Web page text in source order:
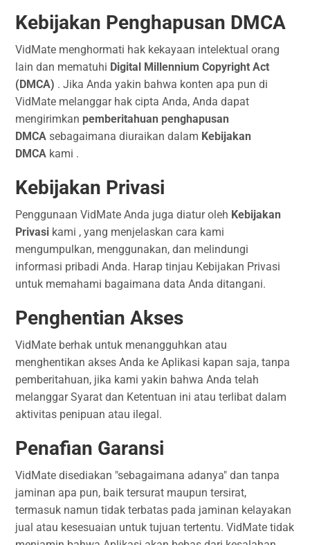
Kebijakan Penghapusan DMCA
VidMate menghormati hak kekayaan intelektual orang
lain dan mematuhi Digital Millennium Copyright Act
(DMCA) . Jika Anda yakin bahwa konten apa pun di
VidMate melanggar hak cipta Anda, Anda dapat
mengirimkan pemberitahuan penghapusan
DMCA sebagaimana diuraikan dalam Kebijakan
DMCA kami .
Kebijakan Privasi
Penggunaan VidMate Anda juga diatur oleh Kebijakan
Privasi kami , yang menjelaskan cara kami
mengumpulkan, menggunakan, dan melindungi
informasi pribadi Anda. Harap tinjau Kebijakan Privasi
untuk memahami bagaimana data Anda ditangani.
Penghentian Akses
VidMate berhak untuk menangguhkan atau
menghentikan akses Anda ke Aplikasi kapan saja, tanpa
pemberitahuan, jika kami yakin bahwa Anda telah
melanggar Syarat dan Ketentuan ini atau terlibat dalam
aktivitas penipuan atau ilegal.
Penafian Garansi
VidMate disediakan "sebagaimana adanya" dan tanpa
jaminan apa pun, baik tersurat maupun tersirat,
termasuk namun tidak terbatas pada jaminan kelayakan
jual atau kesesuaian untuk tujuan tertentu. VidMate tidak